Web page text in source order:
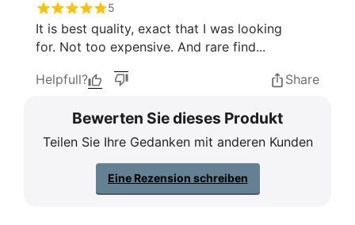
5
It is best quality, exact that I was looking
for. Not too expensive. And rare find...
Helpfull? Share
Bewerten Sie dieses Produkt
Teilen Sie Ihre Gedanken mit anderen Kunden
Eine Rezension schreiben